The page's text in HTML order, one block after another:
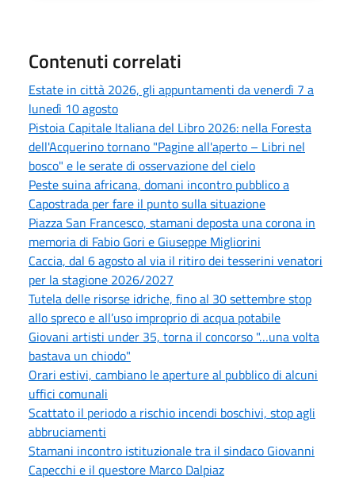
Contenuti correlati
Estate in città 2026, gli appuntamenti da venerdì 7 a
lunedì 10 agosto
Pistoia Capitale Italiana del Libro 2026: nella Foresta
dell'Acquerino tornano "Pagine all'aperto – Libri nel
bosco" e le serate di osservazione del cielo
Peste suina africana, domani incontro pubblico a
Capostrada per fare il punto sulla situazione
Piazza San Francesco, stamani deposta una corona in
memoria di Fabio Gori e Giuseppe Migliorini
Caccia, dal 6 agosto al via il ritiro dei tesserini venatori
per la stagione 2026/2027
Tutela delle risorse idriche, fino al 30 settembre stop
allo spreco e all’uso improprio di acqua potabile
Giovani artisti under 35, torna il concorso "…una volta
bastava un chiodo"
Orari estivi, cambiano le aperture al pubblico di alcuni
uffici comunali
Scattato il periodo a rischio incendi boschivi, stop agli
abbruciamenti
Stamani incontro istituzionale tra il sindaco Giovanni
Capecchi e il questore Marco Dalpiaz